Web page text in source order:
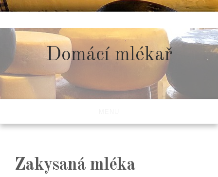
to
content
Domácí mlékař
Zakysaná mléka